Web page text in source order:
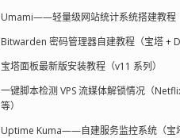
Umami——轻量级网站统计系统搭建教程
Bitwarden 密码管理器自建教程（宝塔 +
宝塔面板最新版安装教程（v11 系列）
一键脚本检测 VPS 流媒体解锁情况（
等）
Uptime Kuma——自建服务监控系统（宝